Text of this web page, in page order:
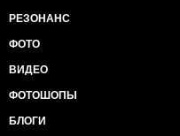
РЕЗОНАНС
ФОТО
ВИДЕО
ФОТОШОПЫ
БЛОГИ